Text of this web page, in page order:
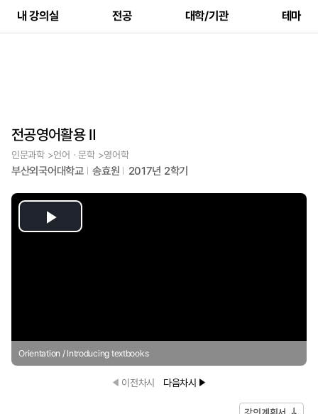
내 강의실 전공 대학/기관 테마
전공영어활용 Ⅱ
인문과학 >언어ㆍ문학 >영어학
부산외국어대학교 송효원 2017년 2학기
Play
Orientation / Introducing textbooks
이전차시 다음차시